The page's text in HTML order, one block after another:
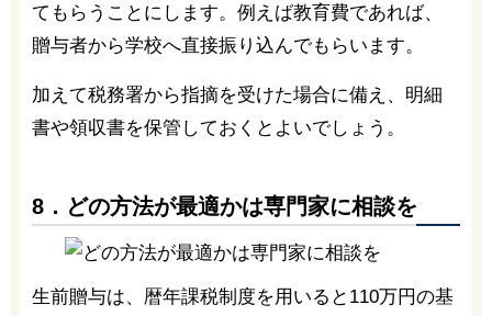
てもらうことにします。例えば教育費であれば、
贈与者から学校へ直接振り込んでもらいます。
加えて税務署から指摘を受けた場合に備え、明細
書や領収書を保管しておくとよいでしょう。
8．どの方法が最適かは専門家に相談を
生前贈与は、暦年課税制度を用いると110万円の基